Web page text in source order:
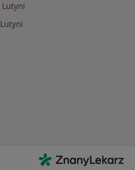
Kontakt
ZnanyLekarz - Strona główna